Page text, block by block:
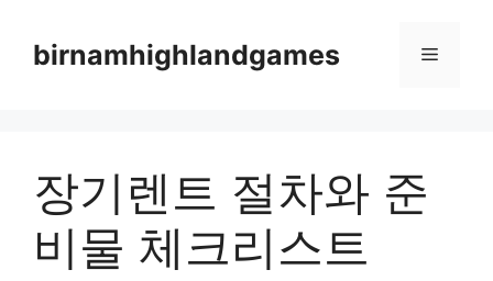
contentbirnamhighlandgames Menu
장기렌트 절차와 준
비물 체크리스트